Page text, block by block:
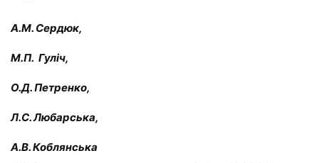
А.М. Сердюк,
М.П. Гуліч,
О.Д. Петренко,
Л.С. Любарська,
А.В. Коблянська